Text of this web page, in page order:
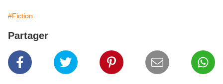
#Fiction
Partager